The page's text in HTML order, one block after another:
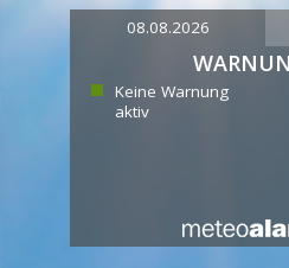
08.08.2026
Keine Warnung
aktiv